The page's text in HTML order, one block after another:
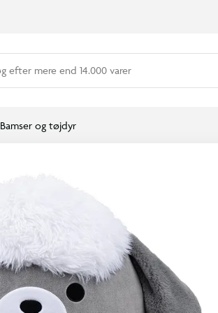
mere end 14.000 varer
Bamser og tøjdyr